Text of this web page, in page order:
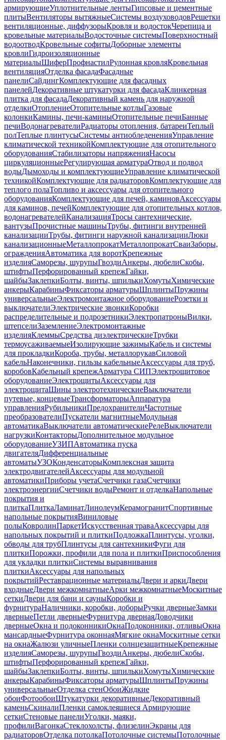
армирующиеУплотнительные лентыГипсовые и цементные
плитыВентиляторы вытяжныеСистемы воздуховодовРешетки
вентиляционные, диффузорыКровля и водостокЧерепица и
кровельные материалыВодосточные системыПоверхностный
водоотводКровельные софитыДоборные элементы
кровлиГидроизоляционные
материалыШиферПрофнастилРулонная кровляКровельная
вентиляцияОтделка фасадаФасадные
панелиСайдингКомплектующие для фасадных
панелейДекоративные штукатурки для фасадаКлинкерная
плитка для фасадаДекоративный камень для наружной
отделкиОтоплениеОтопительные котлыГазовые
колонкиКамины, печи-каминыОтопительные печиБанные
печиВодонагревателиРадиаторы отопления, батареиТеплый
полТеплые плинтусыСистемы антиобледененияУправление
климатической техникойКомплектующие для отопительного
оборудованияСтабилизаторы напряженияНасосы
циркуляционныеРегулирующая арматураОтвод и подвод
водыДымоходы и комплектующиеУправление климатической
техникойКомплектующие для радиаторовКомплектующие для
теплого полаТопливо и аксессуары для отопительного
оборудованияКомплектующие для печей, каминовАксессуары
для каминов, печейКомплектующие для отопительных котлов,
водонагревателейКанализацияТросы сантехнические,
вантузыПрочистные машиныТрубы, фитинги внутренней
канализацииТрубы, фитинги наружной канализацииЛюки
канализационныеМеталлопрокатМеталлопрокатСваиЗаборы,
огражденияАвтоматика для воротКрепежные
изделияСаморезы, шурупыГвоздиАнкеры, дюбелиСкобы,
штифтыПерфорированный крепежГайки,
шайбыЗаклепкиБолты, винты, шпилькиХомутыХимические
анкерыКарабиныФиксаторы арматурыШплинтыПружины
универсальныеЭлектромонтажное оборудованиеРозетки и
выключателиЭлектрические звонкиКоробки
распределительные и подрозетникиЭлектропатроныВилки,
штепселиЗаземлениеЭлектромонтажные
изделияКлеммыСредства диэлектрическиеТрубки
термоусаживаемыеИзолирующие зажимыКабель и системы
для прокладкиКороба, трубы, металлорукавСиловой
кабельНаконечники, гильзы кабельныеАксессуары для труб,
коробовКабельный крепежАрматура СИПЭлектрощитовое
оборудованиеЭлектрощитыАксессуары для
электрощитаШины электротехническиеВыключатели
путевые, концевыеТрансформаторыАппаратура
управленияРубильникиПредохранителиЧастотные
преобразователиПускатели магнитныеМодульная
автоматикаВыключатели автоматическиеРелеВыключатели
нагрузкиКонтакторыДополнительное модульное
оборудованиеУЗИПАвтоматика пуска
двигателяДифференциальные
автоматыУЗОКонденсаторыКомплексная защита
электродвигателейАксессуары для модульной
автоматикиПриборы учетаСчетчики газаСчетчики
электроэнергииСчетчики водыРемонт и отделкаНапольные
покрытия и
плиткаПлиткаЛаминатЛинолеумКерамогранитСпортивные
напольные покрытияВиниловые
полыКовролинПаркетИскусственная траваАксессуары для
напольных покрытий и плиткиПодложкаПлинтусы, уголки,
обводы для трубПлинтусы для сантехникиФуги для
плиткиПорожки, профили для пола и плиткиПриспособления
для укладки плиткиСистемы выравнивания
плиткиАксессуары для напольных
покрытийРеставрационные материалыДвери и аркиДвери
входныеДвери межкомнатныеАрки межкомнатныеМоскитные
сеткиДвери для бани и сауныКоробки и
фурнитураНаличники, коробки, доборыРучки дверныеЗамки
дверныеПетли дверныеФурнитура двернаяДоводчики
дверныеОкна и подоконникиОкнаПодоконники, отливыОкна
мансардныеФурнитура оконнаяМягкие окнаМоскитные сетки
на окнаЖалюзи уличныеПленки солнцезащитныеКрепежные
изделияСаморезы, шурупыГвоздиАнкеры, дюбелиСкобы,
штифтыПерфорированный крепежГайки,
шайбыЗаклепкиБолты, винты, шпилькиХомутыХимические
анкерыКарабиныФиксаторы арматурыШплинтыПружины
универсальныеОтделка стенОбоиЖидкие
обоиФотообоиШтукатурки декоративныеДекоративный
каменьСкиналиПленки самоклеящиеся Армирующие
сеткиСтеновые панелиУголки, маяки,
профилиВагонкаСтеклохолсты, флизелинЭкраны для
радиаторовОтделка потолкаПотолочные системыПотолочные